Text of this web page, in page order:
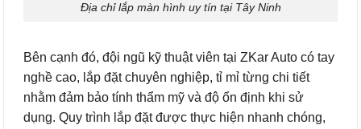
Địa chỉ lắp màn hình uy tín tại Tây Ninh
Bên cạnh đó, đội ngũ kỹ thuật viên tại ZKar Auto có tay
nghề cao, lắp đặt chuyên nghiệp, tỉ mỉ từng chi tiết
nhằm đảm bảo tính thẩm mỹ và độ ổn định khi sử
dụng. Quy trình lắp đặt được thực hiện nhanh chóng,